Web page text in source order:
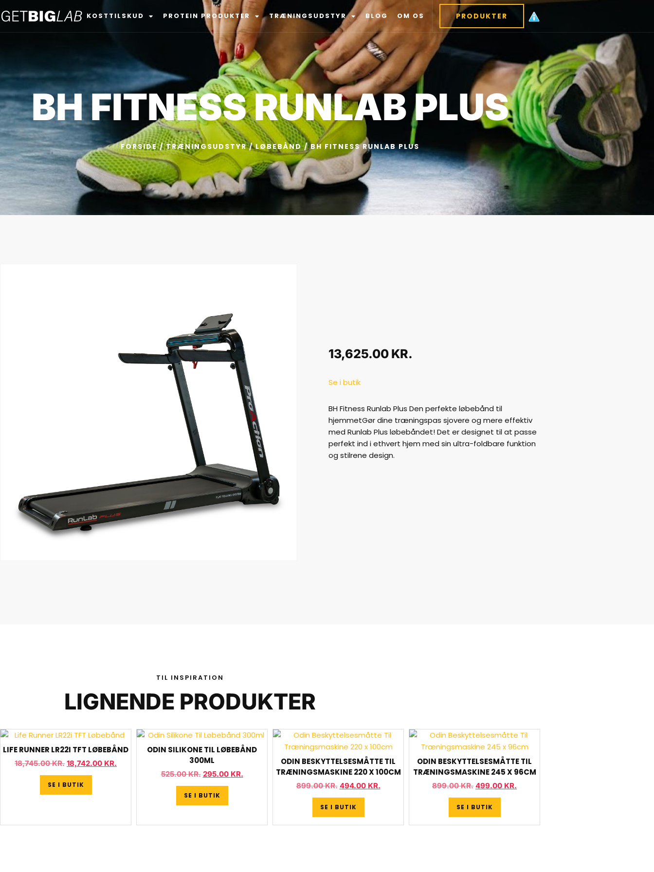
KOSTTILSKUD PROTEIN PRODUKTER TRÆNINGSUDSTYR BLOG OM OS PRODUKTER
BH FITNESS RUNLAB PLUS
FORSIDE/TRÆNINGSUDSTYR/LØBEBÅND/ BH FITNESS RUNLAB PLUS
13,625.00 KR.
Se i butik
BH Fitness Runlab Plus Den perfekte løbebånd til
hjemmetGør dine træningspas sjovere og mere effektiv
med Runlab Plus løbebåndet! Det er designet til at passe
perfekt ind i ethvert hjem med sin ultra-foldbare funktion
og stilrene design.
TIL INSPIRATION
LIGNENDE PRODUKTER
LIFE RUNNER LR22I TFT LØBEBÅND
18,745.00KR. 18,742.00 KR.
SE I BUTIK
ODIN SILIKONE TIL LØBEBÅND
300ML
525.00KR. 295.00 KR.
SE I BUTIK
ODIN BESKYTTELSESMÅTTE TIL
TRÆNINGSMASKINE 220 X 100CM
899.00KR. 494.00 KR.
SE I BUTIK
ODIN BESKYTTELSESMÅTTE TIL
TRÆNINGSMASKINE 245 X 96CM
899.00KR. 499.00 KR.
SE I BUTIK